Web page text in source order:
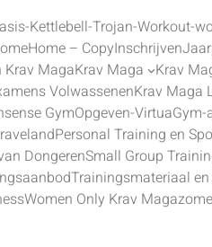
Kettlebell-Trojan-Workout-
Home – CopyInschrijven
MagaKrav Maga Krav
VolwassenenKrav Maga
GymOpgeven-VirtuaGym-
Personal Training en
DongerenSmall Group
Trainingsmateriaal
Women Only Krav Maga